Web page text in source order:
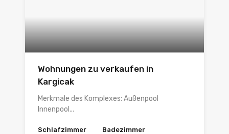
Wohnungen zu verkaufen in
Kargicak
Merkmale des Komplexes: Außenpool
Innenpool...
Schlafzimmer Badezimmer